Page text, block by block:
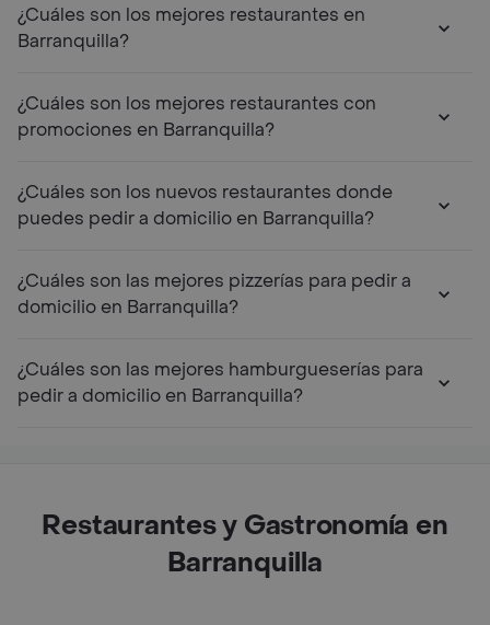
¿Cuáles son los mejores restaurantes en
Barranquilla?
¿Cuáles son los mejores restaurantes con
promociones en Barranquilla?
¿Cuáles son los nuevos restaurantes donde
puedes pedir a domicilio en Barranquilla?
¿Cuáles son las mejores pizzerías para pedir a
domicilio en Barranquilla?
¿Cuáles son las mejores hamburgueserías para
pedir a domicilio en Barranquilla?
Restaurantes y Gastronomía en
Barranquilla